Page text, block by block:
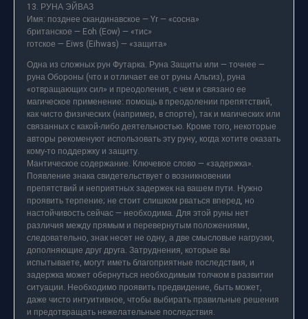
13. РУНА ЭЙВАЗ
Имя: позднее скандинавское — Yr — «сосна»
британское — Eoh (Eow) — «тис»
готское — Eiws (Eihwas) — «защита»
Одна из сложных рун Футарка. Руна Защиты или — точнее —
руна Обороны (что и отличает ее от руны Альгиз), руна
«отвращающих сил» и преодоления, с чем и связано ее
магическое применение: помощь в преодолении препятствий,
как чисто физических (например, в спорте), так и магических или
связанных с какой-либо деятельностью. Кроме того, некоторые
авторы рекоменуют использовать эту руну, когда хотите оказать
кому-то поддержку и защиту.
Мантическое содержание. Ключевое слово — «задержка».
Появление знака свидетельствует о возникновении
препятствий и неприятных задержек на вашем пути. Нужно
проявить терпение; не стоит слишком рваться вперед, но
настойчивость сейчас — необходима. Для этой руны нет
различия между прямым и перевернутым положениями,
следовательно, знак несет не одну, а две смысловые нагрузки,
дополняющие друг друга. Затруднения, которые вы
испытываете, могут иметь благоприятные последствия, и
задержка может обернуться необходимым толчком в развитии
ситуации. Необходимо проявить предвидение, быть может,
даже чисто интуитивное, чтобы выбирать правильные решения
и предотвращать нежелательные последствия.